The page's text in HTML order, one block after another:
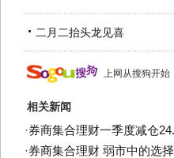
二月二抬头龙见喜
上网从搜狗开始
相关新闻
·券商集合理财一季度减仓
·券商集合理财 弱市中的选择